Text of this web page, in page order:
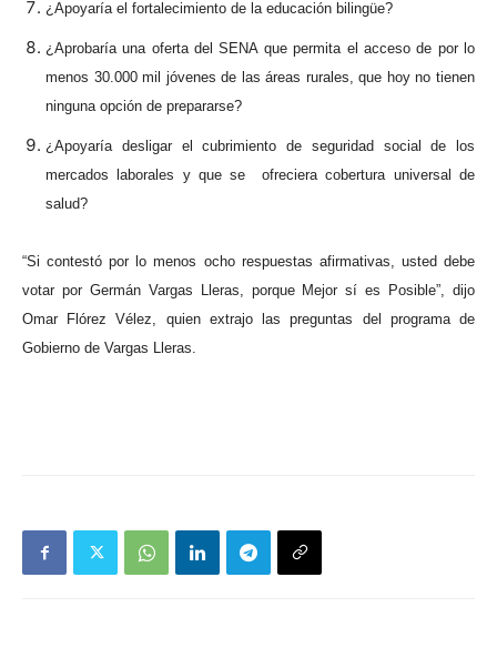
¿Apoyaría el fortalecimiento de la educación bilingüe?
¿Aprobaría una oferta del SENA que permita el acceso de por lo
menos 30.000 mil jóvenes de las áreas rurales, que hoy no tienen
ninguna opción de prepararse?
¿Apoyaría desligar el cubrimiento de seguridad social de los
mercados laborales y que se ofreciera cobertura universal de
salud?
“Si contestó por lo menos ocho respuestas afirmativas, usted debe
votar por Germán Vargas Lleras, porque Mejor sí es Posible”, dijo
Omar Flórez Vélez, quien extrajo las preguntas del programa de
Gobierno de Vargas Lleras.